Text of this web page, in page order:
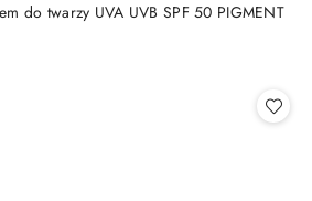
do twarzy UVA UVB SPF 50 PIGMENT